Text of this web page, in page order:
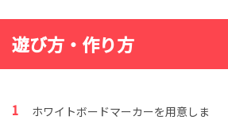
遊び方・作り方
ホワイトボードマーカーを用意しま